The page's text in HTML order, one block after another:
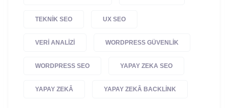
TEKNIK SEO UX SEO
VERI ANALIZI WORDPRESS GÜVENLIK
WORDPRESS SEO YAPAY ZEKA SEO
YAPAY ZEKÂ YAPAY ZEKÂ BACKLINK